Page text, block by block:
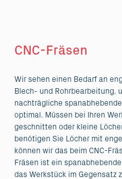
CNC-Fräsen
Wir sehen einen Bedarf an
Blech- und Rohrbearbeitung,
nachträgliche
optimal. Müssen bei Ihren
geschnitten oder kleine
benötigen Sie Löcher mit
können wir das beim CNC-
Fräsen ist ein
das Werkstück im Gegensatz